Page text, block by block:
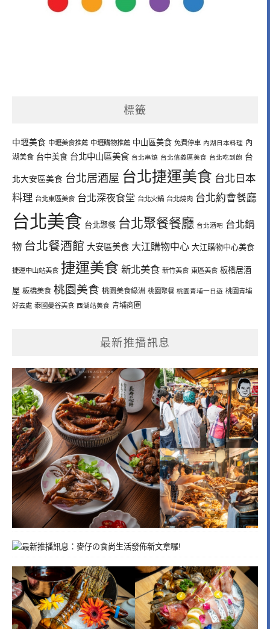
標籤
中壢美食 中壢美食推薦 中壢購物推薦 中山區美食 免費停車 內湖日本料理 內
湖美食 台中美食 台北中山區美食 台北串燒 台北信義區美食 台北吃到飽 台
北大安區美食 台北居酒屋 台北捷運美食 台北日本
料理 台北東區美食 台北深夜食堂 台北火鍋 台北燒肉 台北約會餐廳
台北美食 台北聚餐 台北聚餐餐廳 台北酒吧 台北鍋
物 台北餐酒館 大安區美食 大江購物中心 大江購物中心美食
捷運中山站美食 捷運美食 新北美食 新竹美食 東區美食 板橋居酒
屋 板橋美食 桃園美食 桃園美食綠洲 桃園聚餐 桃園青埔一日遊 桃園青埔
好去處 泰國曼谷美食 西湖站美食 青埔商圈
最新推播訊息